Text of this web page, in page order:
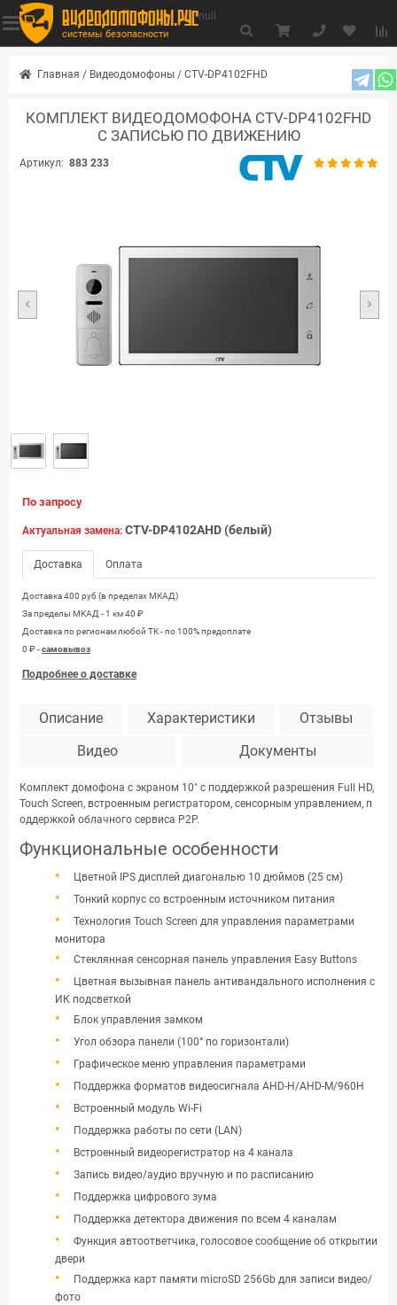
видеодомофоны.рус
системы безопасности
null
Главная / Видеодомофоны / CTV-DP4102FHD
КОМПЛЕКТ ВИДЕОДОМОФОНА CTV-DP4102FHD
С ЗАПИСЬЮ ПО ДВИЖЕНИЮ
Артикул: 883 233
По запросу
Актуальная замена: CTV-DP4102AHD (белый)
Доставка Оплата
Доставка 400 руб (в пределах МКАД)
За пределы МКАД - 1 км 40 ₽
Доставка по регионам любой TK - по 100% предоплате
0 ₽ -самовывоз
Подробнее о доставке
Описание Характеристики Отзывы
Видео Документы
Комплект домофона с экраном 10" с поддержкой разрешения Full HD,
Touch Screen, встроенным регистратором, сенсорным управлением, п
оддержкой облачного сервиса P2P.
Функциональные особенности
Цветной IPS дисплей диагональю 10 дюймов (25 см)
Тонкий корпус со встроенным источником питания
Технология Touch Screen для управления параметрами
монитора
Стеклянная сенсорная панель управления Easy Buttons
Цветная вызывная панель антивандального исполнения с
ИК подсветкой
Блок управления замком
Угол обзора панели (100° по горизонтали)
Графическое меню управления параметрами
Поддержка форматов видеосигнала AHD-H/AHD-M/960H
Встроенный модуль Wi-Fi
Поддержка работы по сети (LAN)
Встроенный видеорегистратор на 4 канала
Запись видео/аудио вручную и по расписанию
Поддержка цифрового зума
Поддержка детектора движения по всем 4 каналам
Функция автоответчика, голосовое сообщение об открытии
двери
Поддержка карт памяти microSD 256Gb для записи видео/
фото